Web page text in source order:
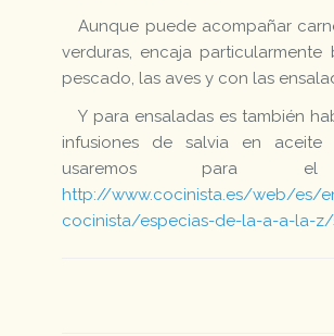
Aunque puede acompañar
verduras, encaja
pescado, las aves y con las
Y para ensaladas es también
infusiones de salvia en aceite
usaremos para
http://www.cocinista.es/web/es/
cocinista/especias-de-la-a-a-la-z/